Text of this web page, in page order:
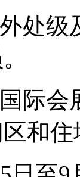
处级
际会
和住